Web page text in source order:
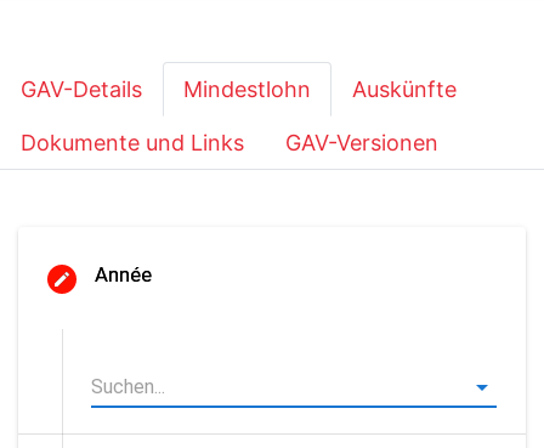
GAV-Details Mindestlohn Auskünfte
Dokumente und Links GAV-Versionen
Année